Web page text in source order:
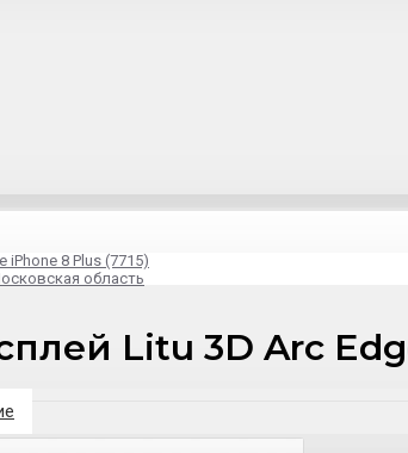
область
8 Plus (7715)
Litu 3D Arc